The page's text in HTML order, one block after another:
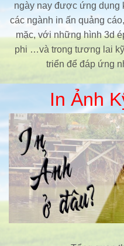
ngày nay được ứng dụng
các ngành in ấn quảng
mặc, với những hình 3d
phi …và trong tương lai
triển để đáp ứng
In Ảnh